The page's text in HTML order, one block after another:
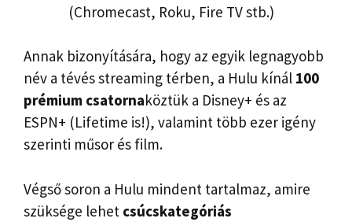
(Chromecast, Roku, Fire TV stb.)
Annak bizonyítására, hogy az egyik legnagyobb
név a tévés streaming térben, a Hulu kínál 100
prémium csatornaköztük a Disney+ és az
ESPN+ (Lifetime is!), valamint több ezer igény
szerinti műsor és film.
Végső soron a Hulu mindent tartalmaz, amire
szüksége lehet csúcskategóriás